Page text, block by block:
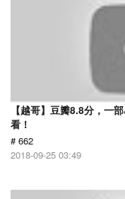
【越哥】豆瓣8.8分，一
看！
# 662
2018-09-25 03:49